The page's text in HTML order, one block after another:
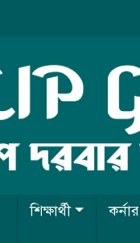
শিক্ষার্থী কর্নার